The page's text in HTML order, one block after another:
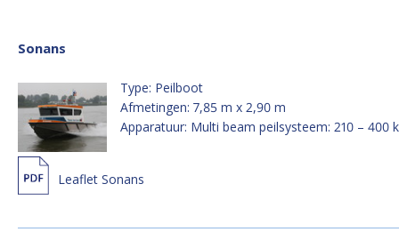
Sonans
Type: Peilboot
Afmetingen: 7,85 m x 2,90 m
Apparatuur: Multi beam peilsysteem: 210 – 400
Leaflet Sonans